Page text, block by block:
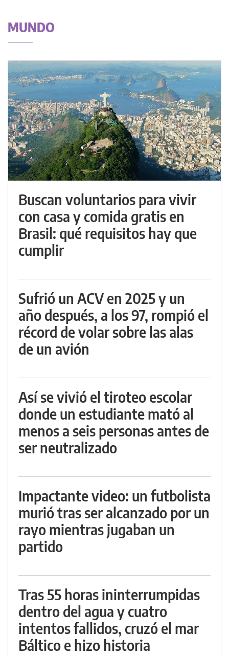
MUNDO
Buscan voluntarios para vivir
con casa y comida gratis en
Brasil: qué requisitos hay que
cumplir
Sufrió un ACV en 2025 y un
año después, a los 97, rompió el
récord de volar sobre las alas
de un avión
Así se vivió el tiroteo escolar
donde un estudiante mató al
menos a seis personas antes de
ser neutralizado
Impactante video: un futbolista
murió tras ser alcanzado por un
rayo mientras jugaban un
partido
Tras 55 horas ininterrumpidas
dentro del agua y cuatro
intentos fallidos, cruzó el mar
Báltico e hizo historia